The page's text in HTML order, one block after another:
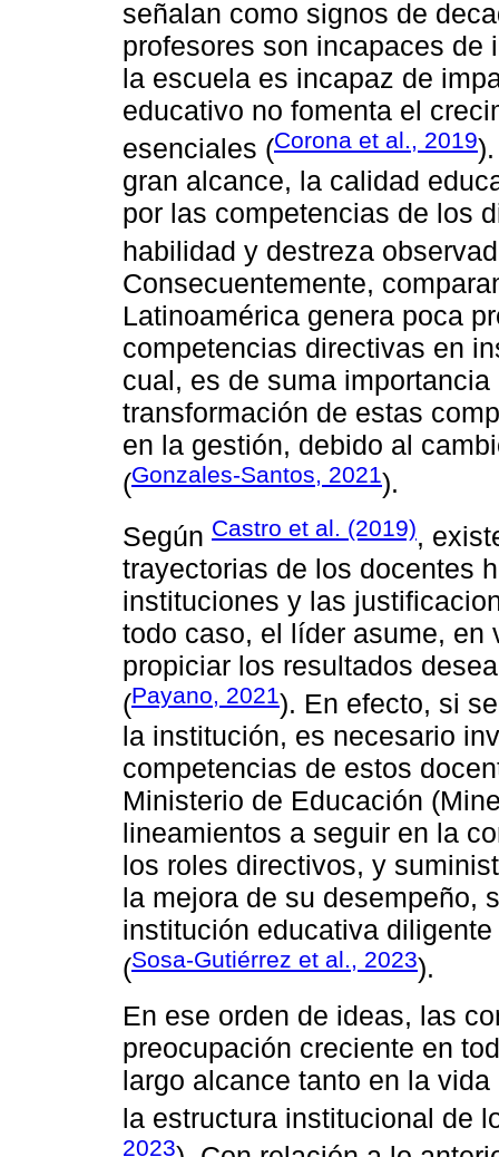
señalan como signos de
profesores son incapaces de
la escuela es incapaz de
educativo no fomenta el
esenciales (Corona et al., 2019
gran alcance, la calidad
por las competencias de los
habilidad y destreza
Consecuentemente,
Latinoamérica genera poca
competencias directivas en
cual, es de suma
transformación de estas
en la gestión, debido al
(Gonzales-Santos, 2021).
Según Castro et al. (2019),
trayectorias de los docentes
instituciones y las
todo caso, el líder asume, en
propiciar los resultados
(Payano, 2021). En efecto, si
la institución, es necesario
competencias de estos
Ministerio de Educación
lineamientos a seguir en la
los roles directivos, y
la mejora de su desempeño,
institución educativa
(Sosa-Gutiérrez et al., 2023).
En ese orden de ideas, las
preocupación creciente en
largo alcance tanto en la
la estructura institucional de
2023